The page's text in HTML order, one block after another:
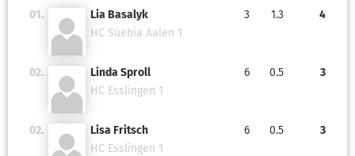
01.
Lia Basalyk
HC Suebia Aalen 1
3 1.3 4
02.
Linda Sproll
HC Esslingen 1
6 0.5 3
02.
Lisa Fritsch
HC Esslingen 1
6 0.5 3